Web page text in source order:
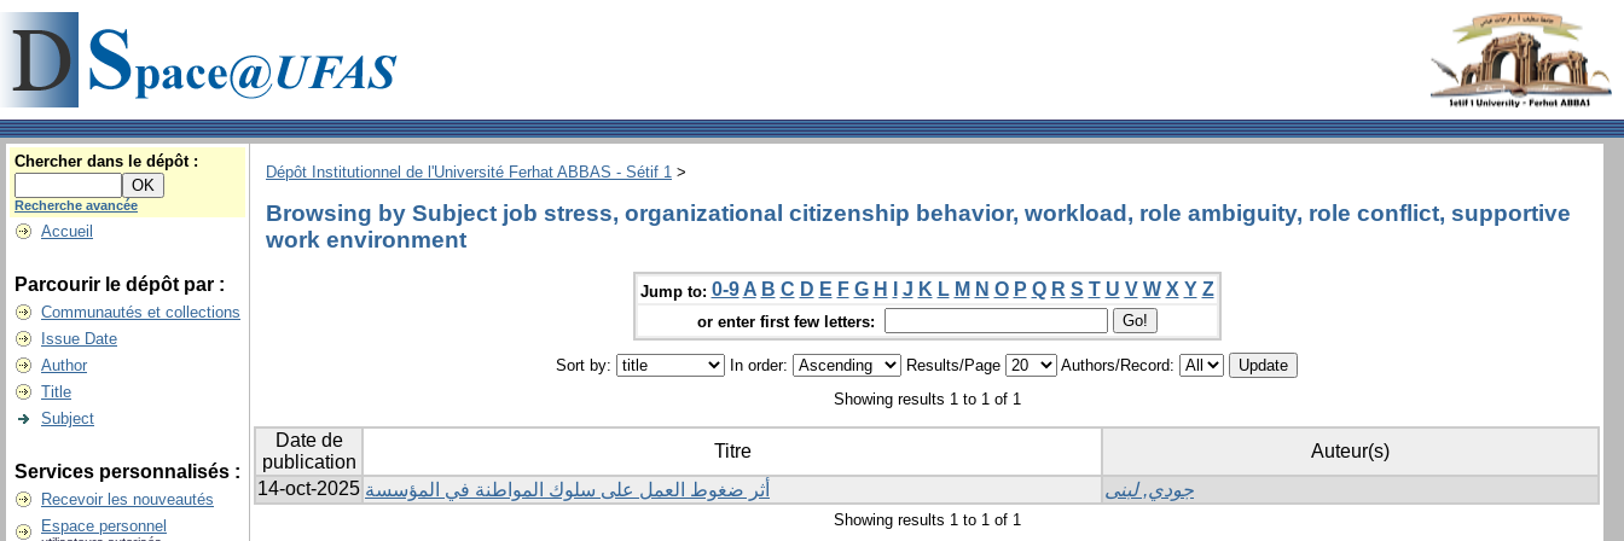
Chercher dans le dépôt :
Recherche avancée
Accueil
Parcourir le dépôt par :
Communautés et collections
Issue Date
Author
Title
Subject
Services personnalisés :
Recevoir les nouveautés
Espace personnel
Dépôt Institutionnel de l'Université Ferhat ABBAS - Sétif 1 >
Browsing by Subject job stress, organizational citizenship behavior, workload, role ambiguity, role conflict, supportive
work environment
Jump to: 0-9 A B C D E F G H J K L M N O P Q R S T U V W X Y Z
or enter first few letters:
Sort by: In order: Results/Page
Authors/Record:
Showing results 1 to 1 of 1
Date de
publication
Titre
Auteur(s)
14-oct-2025 أثر ضغوط العمل على سلوك المواطنة في المؤسسة جودي, لبنى
Showing results 1 to 1 of 1